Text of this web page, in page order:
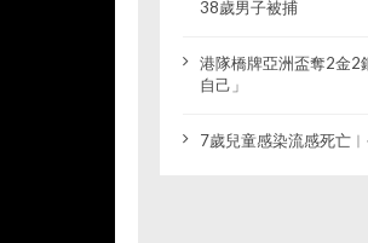
38歲男子被捕
港隊橋牌亞洲盃奪2金2
自己」
7歲兒童感染流感死亡